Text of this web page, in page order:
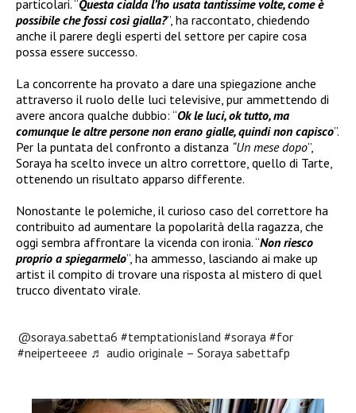
particolari. “Questa cialda l’ho usata tantissime volte, come è
possibile che fossi così gialla?”, ha raccontato, chiedendo
anche il parere degli esperti del settore per capire cosa
possa essere successo.
La concorrente ha provato a dare una spiegazione anche
attraverso il ruolo delle luci televisive, pur ammettendo di
avere ancora qualche dubbio: “Ok le luci, ok tutto, ma
comunque le altre persone non erano gialle, quindi non capisco”.
Per la puntata del confronto a distanza “Un mese dopo”,
Soraya ha scelto invece un altro correttore, quello di Tarte,
ottenendo un risultato apparso differente.
Nonostante le polemiche, il curioso caso del correttore ha
contribuito ad aumentare la popolarità della ragazza, che
oggi sembra affrontare la vicenda con ironia. “Non riesco
proprio a spiegarmelo”, ha ammesso, lasciando ai make up
artist il compito di trovare una risposta al mistero di quel
trucco diventato virale.
@soraya.sabetta6 #temptationisland #soraya #for
#neiperteeee ♬ audio originale – Soraya sabettafp